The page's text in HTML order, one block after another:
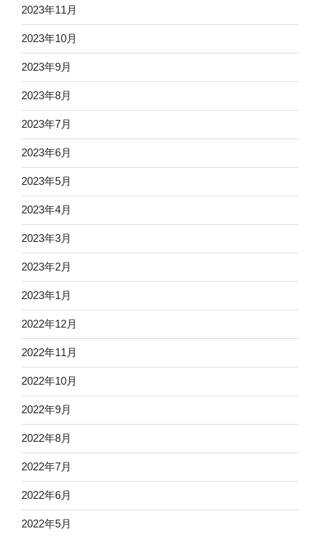
2023年11月
2023年10月
2023年9月
2023年8月
2023年7月
2023年6月
2023年5月
2023年4月
2023年3月
2023年2月
2023年1月
2022年12月
2022年11月
2022年10月
2022年9月
2022年8月
2022年7月
2022年6月
2022年5月